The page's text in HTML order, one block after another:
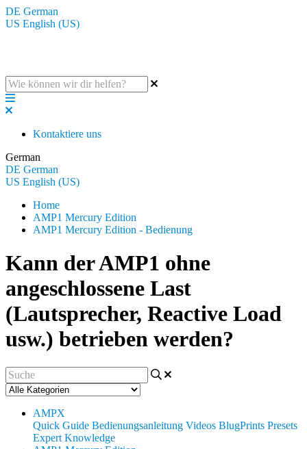
DE German
US English (US)
Kontaktiere uns
German
DE German
US English (US)
Home
AMP1 Mercury Edition
AMP1 Mercury Edition - Bedienung
Kann der AMP1 ohne
angeschlossene Last
(Lautsprecher, Reactive Load
usw.) betrieben werden?
AMPX
Quick Guide Bedienungsanleitung Videos BlugPrints Presets
Expert Knowledge